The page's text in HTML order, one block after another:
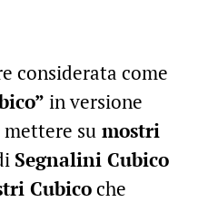
considerata come
in versione
sumostri
Segnalini Cubico
Cubicoche